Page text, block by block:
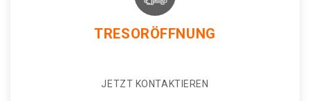
TRESORÖFFNUNG
JETZT KONTAKTIEREN